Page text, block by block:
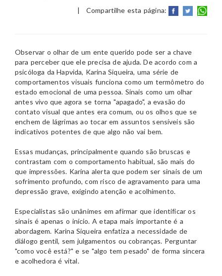
|Compartilhe esta página:
Observar o olhar de um ente querido pode ser a chave
para perceber que ele precisa de ajuda. De acordo com a
psicóloga da Hapvida, Karina Siqueira, uma série de
comportamentos visuais funciona como um termômetro do
estado emocional de uma pessoa. Sinais como um olhar
antes vivo que agora se torna "apagado", a evasão do
contato visual que antes era comum, ou os olhos que se
enchem de lágrimas ao tocar em assuntos sensíveis são
indicativos potentes de que algo não vai bem.
Essas mudanças, principalmente quando são bruscas e
contrastam com o comportamento habitual, são mais do
que impressões. Karina alerta que podem ser sinais de um
sofrimento profundo, com risco de agravamento para uma
depressão grave, exigindo atenção e acolhimento.
Especialistas são unânimes em afirmar que identificar os
sinais é apenas o início. A etapa mais importante é a
abordagem. Karina Siqueira enfatiza a necessidade de
diálogo gentil, sem julgamentos ou cobranças. Perguntar
"como você está?" e se "algo tem pesado" de forma sincera
e acolhedora é vital.